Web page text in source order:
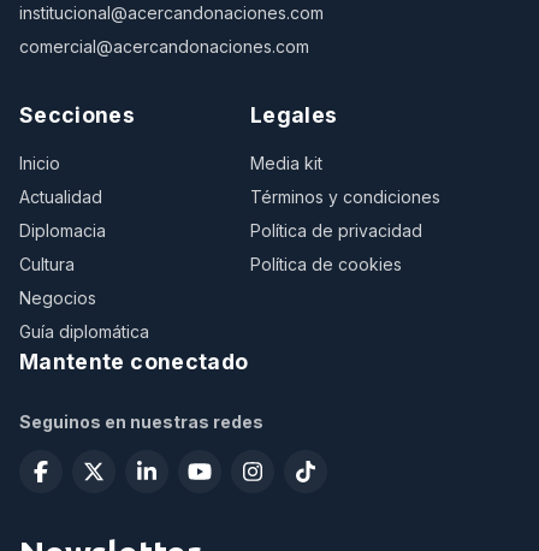
institucional@acercandonaciones.com
comercial@acercandonaciones.com
Secciones
Inicio
Actualidad
Diplomacia
Cultura
Negocios
Guía diplomática
Legales
Media kit
Términos y condiciones
Política de privacidad
Política de cookies
Mantente conectado
Seguinos en nuestras redes